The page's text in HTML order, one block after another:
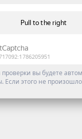
вы будете
Если этого не